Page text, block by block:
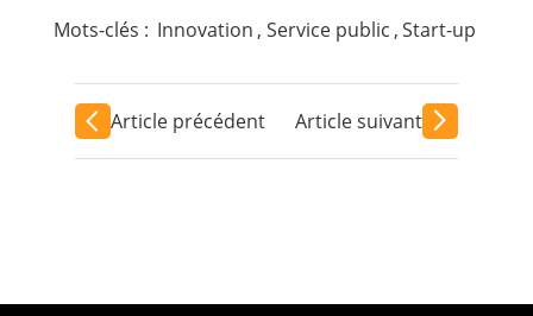
Mots-clés : Innovation , Service public ,Start-up
Article précédent Article suivant